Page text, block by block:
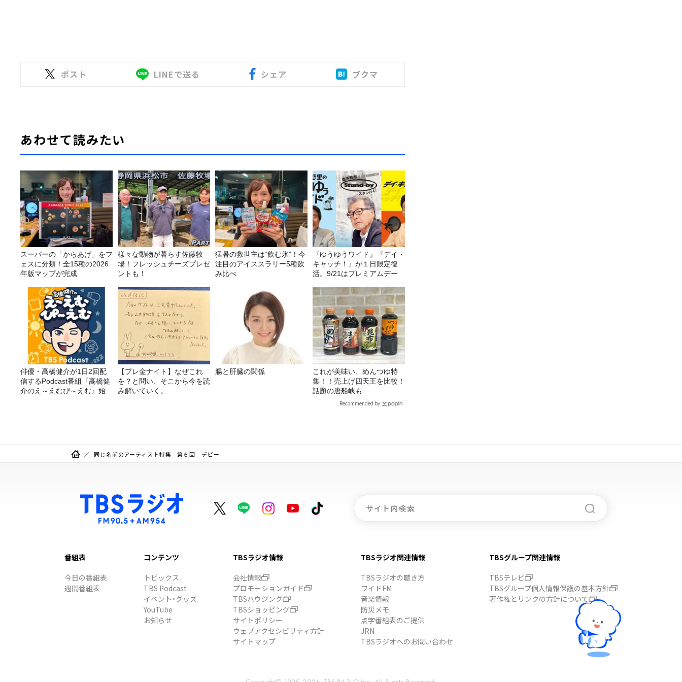
ポスト LINEで送る シェア ブクマ
あわせて読みたい
スーパーの「からあげ」をフ
ェスに分類！全15種の2026
年版マップが完成
様々な動物が暮らす佐藤牧
場！フレッシュチーズプレゼ
ントも！
猛暑の救世主は“飲む氷”！今
注目のアイススラリー5種飲
み比べ
『ゆうゆうワイド』『デイ・
キャッチ！』が１日限定復
活。9/21はプレミアムデー
俳優・高橋健介が1日2回配
信するPodcast番組『高橋健
介のえ～えむぴ～えむ』始ま
【プレ金ナイト】なぜこれ
を？と問い、そこから今を読
み解いていく。
腸と肝臓の関係
これが美味い、めんつゆ特
集！！売上げ四天王を比較！
話題の唐船峡も
Recommended by
同じ名前のアーティスト特集 第６回 デビー
番組表
今日の番組表
週間番組表
コンテンツ
トピックス
TBS Podcast
イベント・グッズ
YouTube
お知らせ
TBSラジオ情報
会社情報
プロモーションガイド
TBSハウジング
TBSショッピング
サイトポリシー
ウェブアクセシビリティ方針
サイトマップ
TBSラジオ関連情報
TBSラジオの聴き方
ワイドFM
音楽情報
防災メモ
点字番組表のご提供
JRN
TBSラジオへのお問い合わせ
TBSグループ関連情報
TBSテレビ
TBSグループ個人情報保護の基本方針
著作権とリンクの方針について